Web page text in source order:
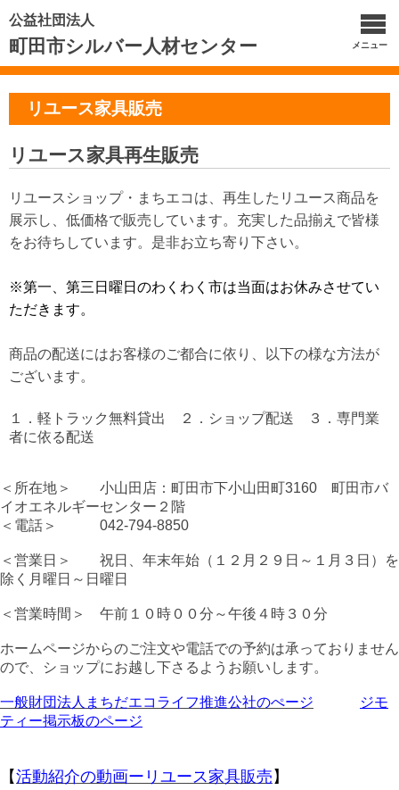
公益社団法人
町田市シルバー人材センター メニュー
リユース家具販売
リユース家具再生販売
リユースショップ・まちエコは、再生したリユース商品を
展示し、低価格で販売しています。充実した品揃えで皆様
をお待ちしています。是非お立ち寄り下さい。
※第一、第三日曜日のわくわく市は当面はお休みさせてい
ただきます。
商品の配送にはお客様のご都合に依り、以下の様な方法が
ございます。
１．軽トラック無料貸出 ２．ショップ配送 ３．専門業
者に依る配送
＜所在地＞ 小山田店：町田市下小山田町3160 町田市バ
イオエネルギーセンター２階
＜電話＞ 042-794-8850
＜営業日＞ 祝日、年末年始（１２月２９日～１月３日）を
除く月曜日～日曜日
＜営業時間＞ 午前１０時００分～午後４時３０分
ホームページからのご注文や電話での予約は承っておりません
ので、ショップにお越し下さるようお願いします。
一般財団法人まちだエコライフ推進公社のぺージ
ジモ
ティー掲示板のページ
【活動紹介の動画ーリユース家具販売 】